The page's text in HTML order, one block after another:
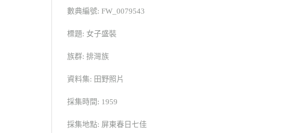
數典編號: FW_0079543
標題: 女子盛裝
族群: 排灣族
資料集: 田野照片
採集時間: 1959
採集地點: 屏東春日七佳